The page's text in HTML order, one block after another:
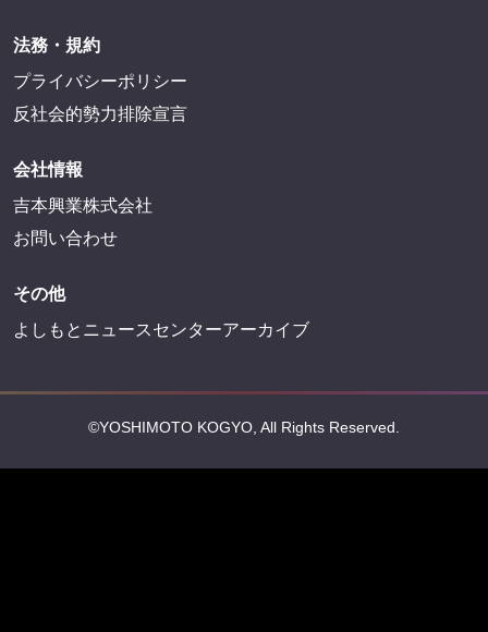
法務・規約
プライバシーポリシー
反社会的勢力排除宣言
会社情報
吉本興業株式会社
お問い合わせ
その他
よしもとニュースセンターアーカイブ
©YOSHIMOTO KOGYO, All Rights Reserved.